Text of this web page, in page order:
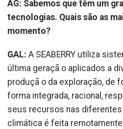
AG: Sabemos que têm um
tecnologias. Quais são as
momento?
GAL: A SEABERRY utiliza
última geraçã o aplicados a
produçã o da exploração, de
forma integrada, racional,
seus recursos nas
climática é feita